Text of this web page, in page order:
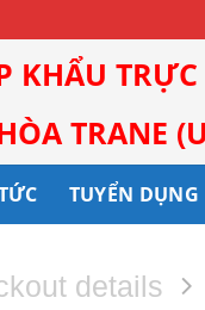
KHẨU
TRANE
TUYỂN DỤNG
details